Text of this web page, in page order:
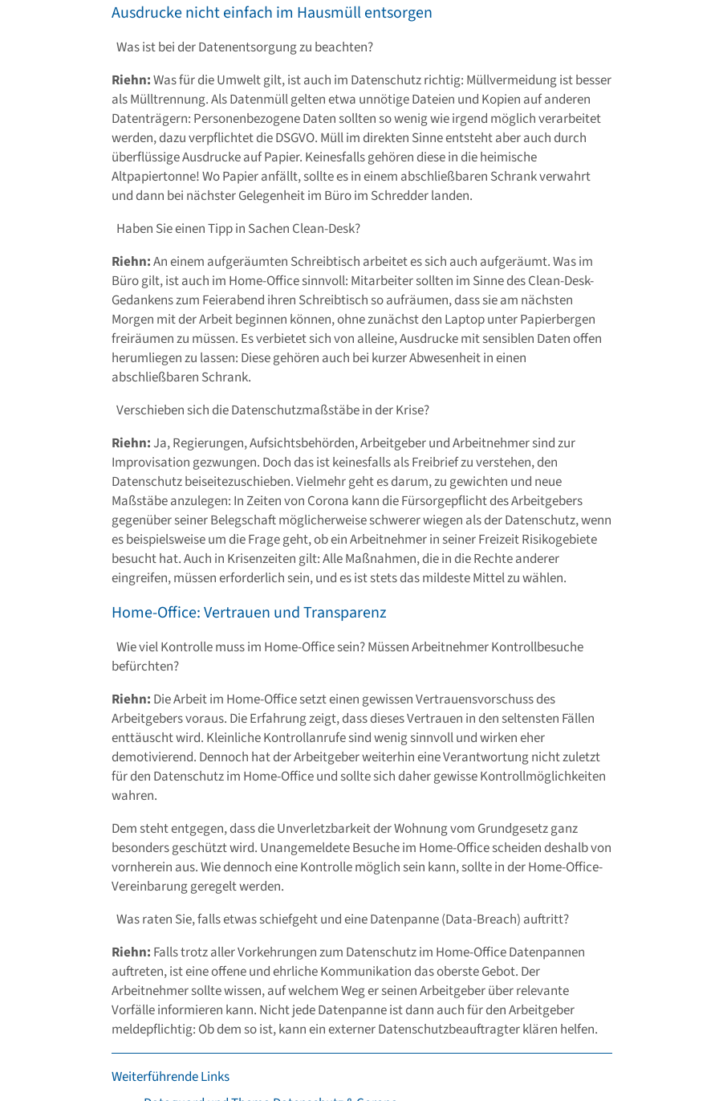
Ausdrucke nicht einfach im Hausmüll entsorgen
Was ist bei der Datenentsorgung zu beachten?
Riehn:Was für die Umwelt gilt, ist auch im Datenschutz richtig: Müllvermeidung ist besser
als Mülltrennung. Als Datenmüll gelten etwa unnötige Dateien und Kopien auf anderen
Datenträgern: Personenbezogene Daten sollten so wenig wie irgend möglich verarbeitet
werden, dazu verpflichtet die DSGVO. Müll im direkten Sinne entsteht aber auch durch
überflüssige Ausdrucke auf Papier. Keinesfalls gehören diese in die heimische
Altpapiertonne! Wo Papier anfällt, sollte es in einem abschließbaren Schrank verwahrt
und dann bei nächster Gelegenheit im Büro im Schredder landen.
Haben Sie einen Tipp in Sachen Clean-Desk?
Riehn:An einem aufgeräumten Schreibtisch arbeitet es sich auch aufgeräumt. Was im
Büro gilt, ist auch im Home-Office sinnvoll: Mitarbeiter sollten im Sinne des Clean-Desk-
Gedankens zum Feierabend ihren Schreibtisch so aufräumen, dass sie am nächsten
Morgen mit der Arbeit beginnen können, ohne zunächst den Laptop unter Papierbergen
freiräumen zu müssen. Es verbietet sich von alleine, Ausdrucke mit sensiblen Daten offen
herumliegen zu lassen: Diese gehören auch bei kurzer Abwesenheit in einen
abschließbaren Schrank.
Verschieben sich die Datenschutzmaßstäbe in der Krise?
Riehn:Ja, Regierungen, Aufsichtsbehörden, Arbeitgeber und Arbeitnehmer sind zur
Improvisation gezwungen. Doch das ist keinesfalls als Freibrief zu verstehen, den
Datenschutz beiseitezuschieben. Vielmehr geht es darum, zu gewichten und neue
Maßstäbe anzulegen: In Zeiten von Corona kann die Fürsorgepflicht des Arbeitgebers
gegenüber seiner Belegschaft möglicherweise schwerer wiegen als der Datenschutz, wenn
es beispielsweise um die Frage geht, ob ein Arbeitnehmer in seiner Freizeit Risikogebiete
besucht hat. Auch in Krisenzeiten gilt: Alle Maßnahmen, die in die Rechte anderer
eingreifen, müssen erforderlich sein, und es ist stets das mildeste Mittel zu wählen.
Home-Office: Vertrauen und Transparenz
Wie viel Kontrolle muss im Home-Office sein? Müssen Arbeitnehmer Kontrollbesuche
befürchten?
Riehn: Die Arbeit im Home-Office setzt einen gewissen Vertrauensvorschuss des
Arbeitgebers voraus. Die Erfahrung zeigt, dass dieses Vertrauen in den seltensten Fällen
enttäuscht wird. Kleinliche Kontrollanrufe sind wenig sinnvoll und wirken eher
demotivierend. Dennoch hat der Arbeitgeber weiterhin eine Verantwortung nicht zuletzt
für den Datenschutz im Home-Office und sollte sich daher gewisse Kontrollmöglichkeiten
wahren.
Dem steht entgegen, dass die Unverletzbarkeit der Wohnung vom Grundgesetz ganz
besonders geschützt wird. Unangemeldete Besuche im Home-Office scheiden deshalb von
vornherein aus. Wie dennoch eine Kontrolle möglich sein kann, sollte in der Home-Office-
Vereinbarung geregelt werden.
Was raten Sie, falls etwas schiefgeht und eine Datenpanne (Data-Breach) auftritt?
Riehn: Falls trotz aller Vorkehrungen zum Datenschutz im Home-Office Datenpannen
auftreten, ist eine offene und ehrliche Kommunikation das oberste Gebot. Der
Arbeitnehmer sollte wissen, auf welchem Weg er seinen Arbeitgeber über relevante
Vorfälle informieren kann. Nicht jede Datenpanne ist dann auch für den Arbeitgeber
meldepflichtig: Ob dem so ist, kann ein externer Datenschutzbeauftragter klären helfen.
Weiterführende Links